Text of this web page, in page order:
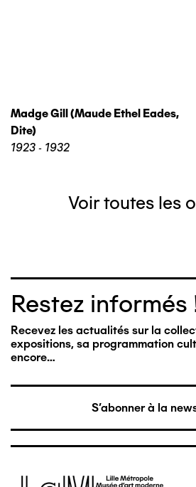
Madge Gill (maude Ethel Eades,
Dite)
1923 - 1932
Voir toutes les
Restez informés
Recevez les actualités sur la
expositions, sa programmation
encore…
S'abonner à la
Image